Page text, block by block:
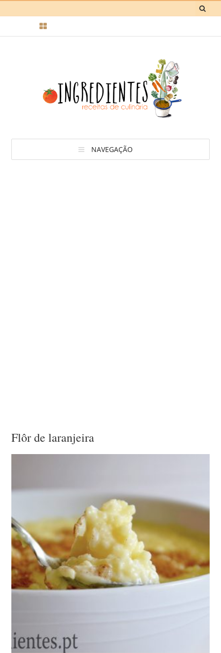
NAVEGAÇÃO
Flôr de laranjeira